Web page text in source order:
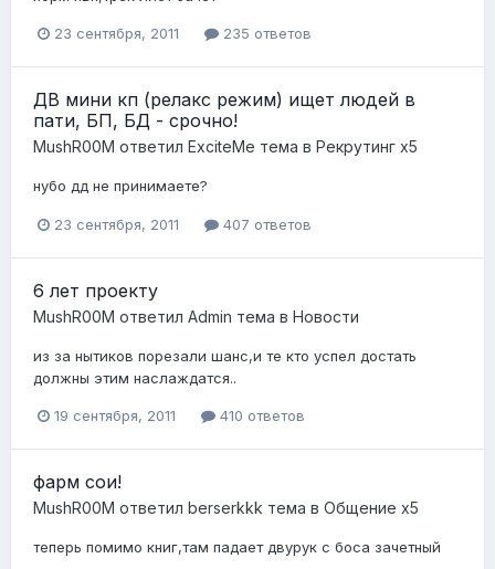
23 сентября, 2011 235 ответов
ДВ мини кп (релакс режим) ищет людей в
пати, БП, БД - срочно!
MushR00M ответил ExciteMe тема в Рекрутинг x5
нубо дд не принимаете?
23 сентября, 2011 407 ответов
6 лет проекту
MushR00M ответил Admin тема в Новости
из за нытиков порезали шанс,и те кто успел достать
должны этим наслаждатся..
19 сентября, 2011 410 ответов
фарм сои!
MushR00M ответил berserkkk тема в Общение x5
теперь помимо книг,там падает двурук с боса зачетный